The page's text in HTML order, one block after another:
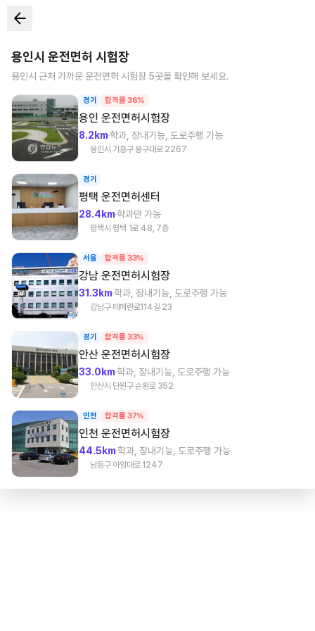
용인시 운전면허 시험장
용인시 근처 가까운 운전면허 시험장 5곳을 확인해 보세요.
경기 합격률 36%
용인 운전면허시험장
8.2km학과, 장내기능, 도로주행 가능
용인시 기흥구 용구대로 2267
경기
평택 운전면허센터
28.4km학과만 가능
평택시 평택 1로 48, 7층
서울 합격률 33%
강남 운전면허시험장
31.3km학과, 장내기능, 도로주행 가능
강남구 테헤란로114길 23
경기 합격률 33%
안산 운전면허시험장
33.0km학과, 장내기능, 도로주행 가능
안산시 단원구 순환로 352
인천 합격률 37%
인천 운전면허시험장
44.5km학과, 장내기능, 도로주행 가능
남동구 아암대로 1247